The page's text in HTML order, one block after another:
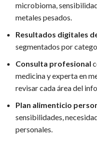
microbioma,
metales pesados.
Resultados digitales
segmentados por
Consulta profesional
medicina y experta en
revisar cada área del
Plan alimenticio
sensibilidades,
personales.